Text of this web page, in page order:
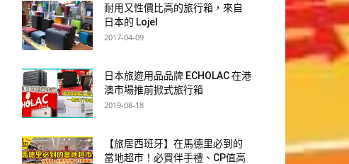
耐用又性價比高的旅行箱，來自
日本的 Lojel
2017-04-09
日本旅遊用品品牌 ECHOLAC 在港
澳市場推前掀式旅行箱
2019-08-18
【旅居西班牙】在馬德里必到的
當地超市！必買伴手禮、CP值高